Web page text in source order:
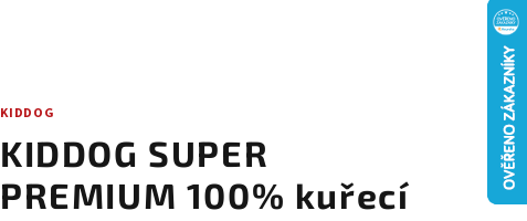
KIDDOG
KIDDOG SUPER
PREMIUM 100% kuřecí